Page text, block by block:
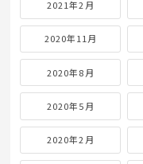
2021年2月
2020年11月
2020年8月
2020年5月
2020年2月